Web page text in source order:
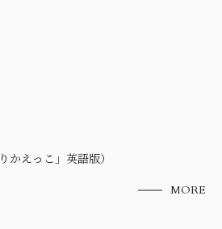
かえっこ」英語版）
MORE